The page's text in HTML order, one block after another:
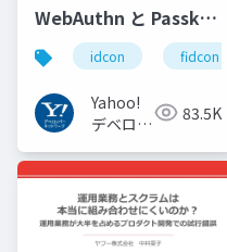
WebAuthn と Passkey
の UX の紹介と考察
#idcon #fidcon
idcon fidcon
Yahoo!
デベロッ
トワーク
83.5K